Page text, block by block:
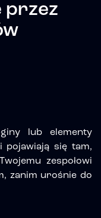
przez
lub elementy
się tam,
zespołowi
zanim urośnie do